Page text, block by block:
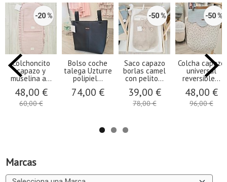
Marcas
-20 %
Colchoncito
capazo y
muselina a...
48,00 €
60,00 €
Bolso coche
talega Uzturre
polipiel...
74,00 €
-50 %
Saco capazo
borlas camel
con pelito...
39,00 €
78,00 €
-50 %
Colcha capazo
universal
reversible...
48,00 €
96,00 €